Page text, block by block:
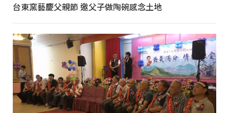
台東窯藝慶父親節 邀父子做陶碗感念土地